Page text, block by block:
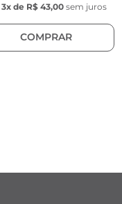
3x de R$ 43,00 sem juros
COMPRAR